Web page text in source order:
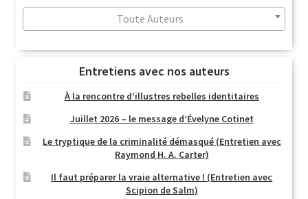
plus
ancienToute Auteurs
Entretiens avec nos auteurs
À la rencontre d’illustres rebelles identitaires
Juillet 2026 – le message d’Évelyne Cotinet
Le tryptique de la criminalité démasqué (Entretien avec
Raymond H. A. Carter)
Il faut préparer la vraie alternative ! (Entretien avec
Scipion de Salm)